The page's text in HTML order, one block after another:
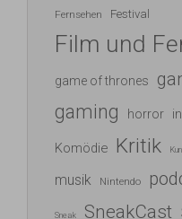
Fernsehen Festival
Film und
game of thrones
gaming horror
Komödie Kritik
musik Nintendo
Sneak SneakCast